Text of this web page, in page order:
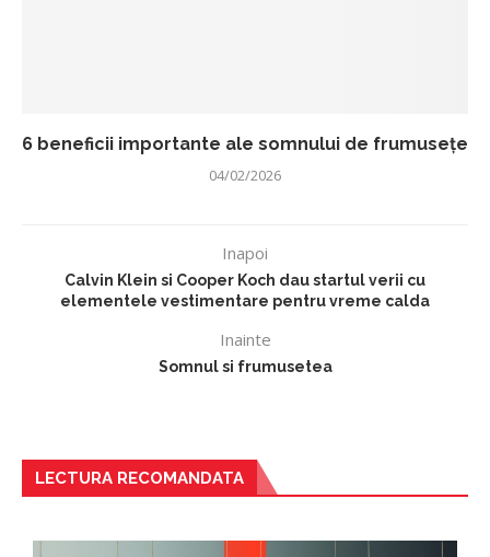
6 beneficii importante ale somnului de frumusețe
04/02/2026
Inapoi
Calvin Klein si Cooper Koch dau startul verii cu
elementele vestimentare pentru vreme calda
Inainte
Somnul si frumusetea
LECTURA RECOMANDATA